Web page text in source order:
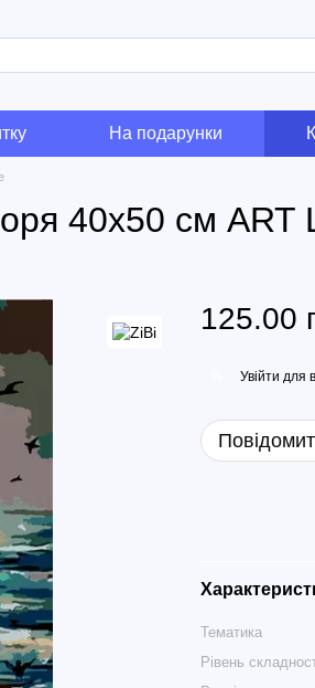
На подарунки
40х50 см ART
125.00
Увійти для
Тематика
Рівень